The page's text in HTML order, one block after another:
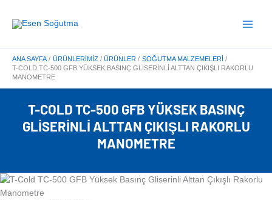
atla
Menu
ANA SAYFA ÜRÜNLERIMIZ ÜRÜNLER
SOĞUTMA MALZEMELERI
T-COLD TC-500 GFB YÜKSEK BASINÇ GLISERINLI ALTTAN ÇIKIŞLI RAKORLU
MANOMETRE
T-COLD TC-500 GFB YÜKSEK BASINÇ
GLISERINLI ALTTAN ÇIKIŞLI RAKORLU
MANOMETRE